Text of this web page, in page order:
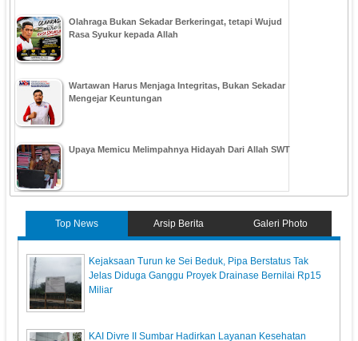
Olahraga Bukan Sekadar Berkeringat, tetapi Wujud
Rasa Syukur kepada Allah
Wartawan Harus Menjaga Integritas, Bukan Sekadar
Mengejar Keuntungan
Upaya Memicu Melimpahnya Hidayah Dari Allah SWT
Top News Arsip Berita Galeri Photo
Kejaksaan Turun ke Sei Beduk, Pipa Berstatus Tak
Jelas Diduga Ganggu Proyek Drainase Bernilai Rp15
Miliar
KAI Divre II Sumbar Hadirkan Layanan Kesehatan